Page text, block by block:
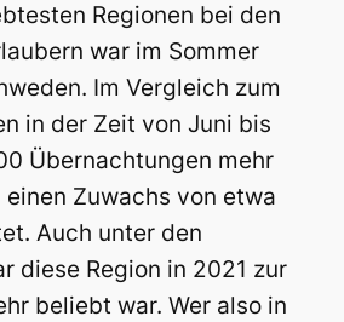
Regionen bei den
war im Sommer
Im Vergleich zum
in der Zeit von Juni bis
Übernachtungen mehr
Zuwachs von etwa
Auch unter den
diese Region in 2021 zur
beliebt war. Wer also in